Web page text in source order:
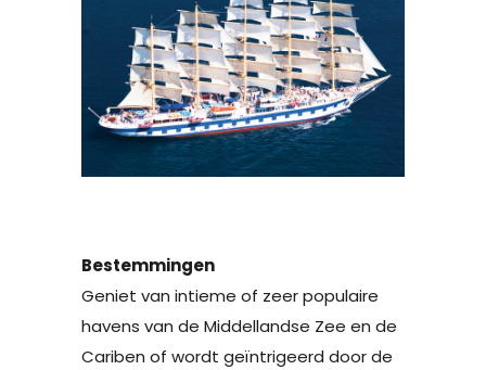
Bestemmingen
Geniet van intieme of zeer populaire
havens van de Middellandse Zee en de
Cariben of wordt geïntrigeerd door de